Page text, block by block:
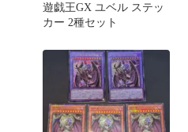
遊戯王GX ユベル ステッ
カー 2種セット